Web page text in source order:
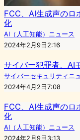
FCC、AI生成声のロ
化
AI（人工知能）ニュース
2024年2月9日2:16
サイバー犯罪者、AI
サイバーセキュリティニ
2024年4月2日7:08
FCC、AI生成声のロ
化
AI（人工知能）ニュース
2024年2月9日3:13